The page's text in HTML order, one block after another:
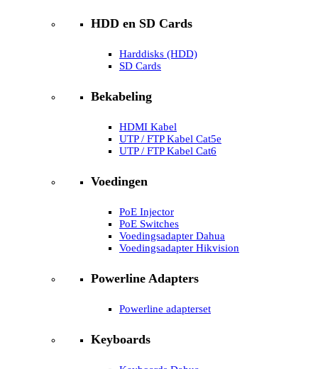
HDD en SD Cards
Harddisks (HDD)
SD Cards
Bekabeling
HDMI Kabel
UTP / FTP Kabel Cat5e
UTP / FTP Kabel Cat6
Voedingen
PoE Injector
PoE Switches
Voedingsadapter Dahua
Voedingsadapter Hikvision
Powerline Adapters
Powerline adapterset
Keyboards